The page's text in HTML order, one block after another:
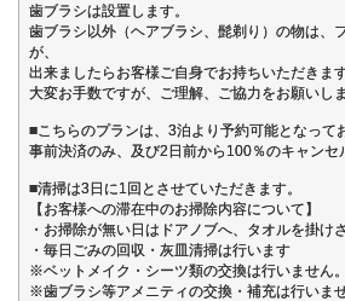
歯ブラシは設置します。
歯ブラシ以外（ヘアブラシ、髭剃り）の物は、
が、
出来ましたらお客様ご自身でお持ちいただきま
大変お手数ですが、ご理解、ご協力をお願いしま
■こちらのプランは、3泊より予約可能となって
事前決済のみ、及び2日前から100％のキャンセ
■清掃は3日に1回とさせていただきます。
【お客様への滞在中のお掃除内容について】
・お掃除が無い日はドアノブへ、タオルを掛け
・毎日ごみの回収・灰皿清掃は行います
※ベットメイク・シーツ類の交換は行いません。
※歯ブラシ等アメニティの交換・補充は行いませ